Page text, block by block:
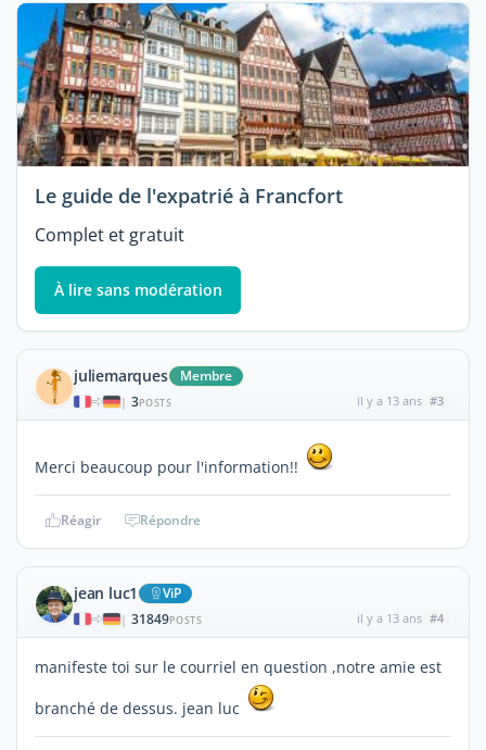
Le guide de l'expatrié à Francfort
Complet et gratuit
À lire sans modération
juliemarques Membre
| 3POSTS il y a 13 ans #3
Merci beaucoup pour l'information!!
Réagir Répondre
jean luc1 ViP
| 31849POSTS il y a 13 ans #4
manifeste toi sur le courriel en question ,notre amie est
branché de dessus. jean luc